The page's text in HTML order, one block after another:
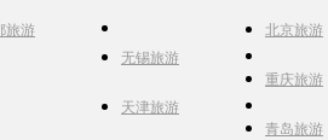
旅游
北京旅游
无锡旅游
重庆旅游
天津旅游
青岛旅游